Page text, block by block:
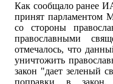
Как сообщало ранее
принят парламентом
со стороны
православными
отмечалось, что
уничтожить
закон "дает зеленый
поправки в закон,